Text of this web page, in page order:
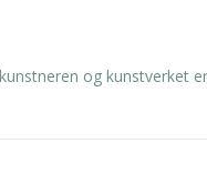
og kunstverket